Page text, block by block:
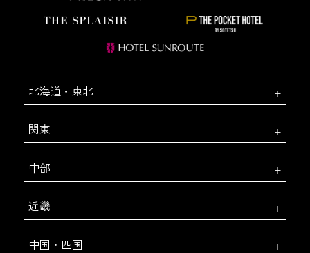
北海道・東北
関東
中部
近畿
中国・四国